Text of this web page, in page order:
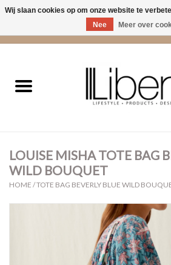
Kleding
Cadeaus
LOUISE MISHA TOTE BAG
WILD BOUQUET
HOME /TOTE BAG BEVERLY BLUE WILD
Wij slaan cookies op om onze website te
Nee
Meer over